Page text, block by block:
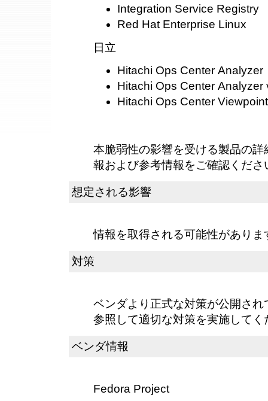
Integration Service Registry
Red Hat Enterprise Linux
日立
Hitachi Ops Center Analyzer
Hitachi Ops Center Analyzer
Hitachi Ops Center Viewpoint
本脆弱性の影響を受ける製品の
報および参考情報をご確認くださ
想定される影響
情報を取得される可能性がありま
対策
ベンダより正式な対策が公開さ
参照して適切な対策を実施してく
ベンダ情報
Fedora Project